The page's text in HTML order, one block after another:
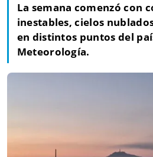
La semana comenzó con
inestables, cielos
en distintos puntos del
Meteorología.